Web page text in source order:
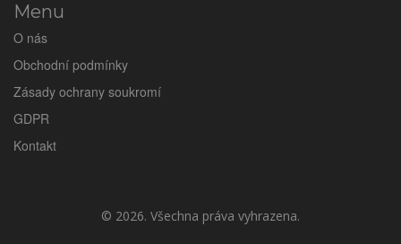
Menu
O nás
Obchodní podmínky
Zásady ochrany soukromí
GDPR
Kontakt
© 2026. Všechna práva vyhrazena.